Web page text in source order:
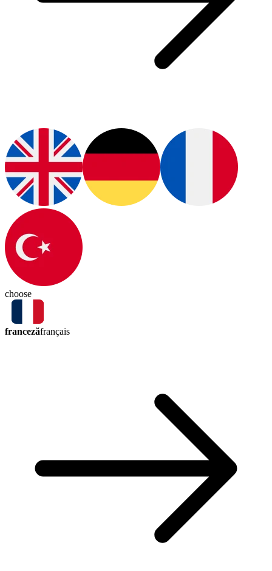
choose
francezăfrançais